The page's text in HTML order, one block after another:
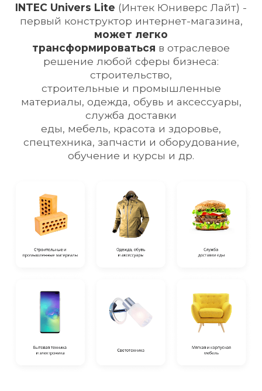
INTEC Univers Lite (Интек Юниверс Лайт) -
первый конструктор интернет-магазина,
может легко
трансформироваться в отраслевое
решение любой сферы бизнеса:
строительство,
строительные и промышленные
материалы, одежда, обувь и аксессуары,
служба доставки
еды, мебель, красота и здоровье,
спецтехника, запчасти и оборудование,
обучение и курсы и др.